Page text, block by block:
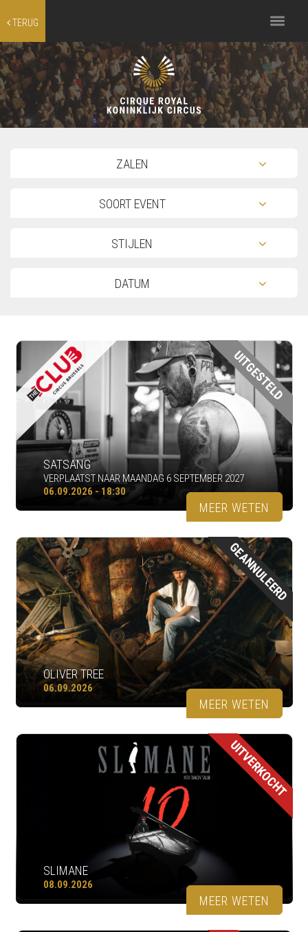
TERUG
Toggle
navigation
ZALEN
SOORT EVENT
STIJLEN
DATUM
UITGESTELD
SATSANG
VERPLAATST NAAR MAANDAG 6 SEPTEMBER 2027
06.09.2026 - 18:30
MEER WETEN
GEANNULEERD
OLIVER TREE
06.09.2026
MEER WETEN
UITVERKOCHT
SLIMANE
08.09.2026
MEER WETEN